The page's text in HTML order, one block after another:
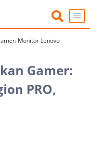
Monitor Lenovo
Gamer:
PRO,